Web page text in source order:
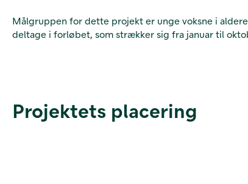
Målgruppen for dette projekt er unge voksne i
deltage i forløbet, som strækker sig fra januar til
Projektets placering